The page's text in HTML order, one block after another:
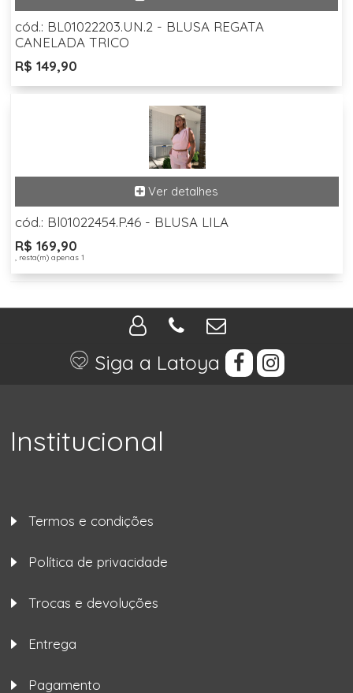
cód.: BL01022203.UN.2 - BLUSA REGATA
CANELADA TRICO
R$ 149,90
cód.: Bl01022454.P.46 - BLUSA LILA
R$ 169,90
, resta(m) apenas 1
Siga a Latoya
Institucional
Termos e condições
Política de privacidade
Trocas e devoluções
Entrega
Pagamento